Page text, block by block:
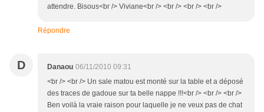
attendre. Bisous<br /> Viviane<br /> <br /> <br /> <br />
Répondre
D Danaou 06/11/2010 09:31
<br /> <br /> Un sale matou est monté sur la table et a déposé
des traces de gadoue sur ta belle nappe !!!<br /> <br /> <br />
Ben voilà la vraie raison pour laquelle je ne veux pas de chat